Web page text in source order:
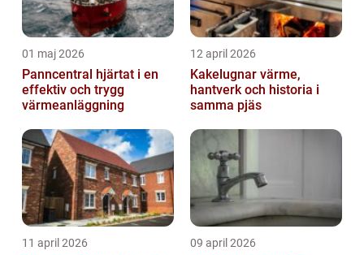
01 maj 2026
Panncentral hjärtat i en
effektiv och trygg
värmeanläggning
12 april 2026
Kakelugnar värme,
hantverk och historia i
samma pjäs
11 april 2026 09 april 2026